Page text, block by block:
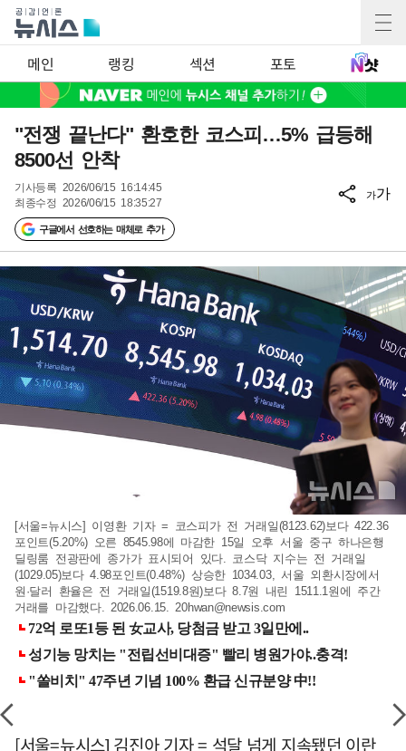
메인 랭킹 섹션 포토
"전쟁 끝난다" 환호한 코스피…5% 급등해
8500선 안착
기사등록 2026/06/15 16:14:45
최종수정 2026/06/15 18:35:27
구글에서 선호하는 매체로 추가
가가
[서울=뉴시스] 이영환 기자 = 코스피가 전 거래일(8123.62)보다 422.36
포인트(5.20%) 오른 8545.98에 마감한 15일 오후 서울 중구 하나은행
딜링룸 전광판에 종가가 표시되어 있다. 코스닥 지수는 전 거래일
(1029.05)보다 4.98포인트(0.48%) 상승한 1034.03, 서울 외환시장에서
원·달러 환율은 전 거래일(1519.8원)보다 8.7원 내린 1511.1원에 주간
거래를 마감했다. 2026.06.15. 20hwan@newsis.com
[서울=뉴시스] 김진아 기자 = 석달 넘게 지속됐던 이란